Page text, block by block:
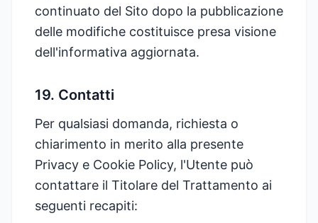
continuato del Sito dopo la pubblicazione
delle modifiche costituisce presa visione
dell'informativa aggiornata.
19. Contatti
Per qualsiasi domanda, richiesta o
chiarimento in merito alla presente
Privacy e Cookie Policy, l'Utente può
contattare il Titolare del Trattamento ai
seguenti recapiti: